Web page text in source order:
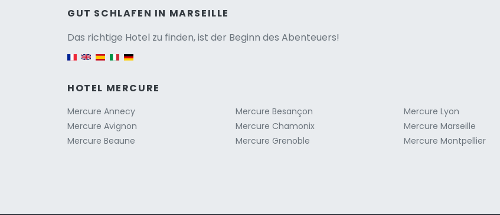
GUT SCHLAFEN IN MARSEILLE
Das richtige Hotel zu finden, ist der Beginn des Abenteuers!
Versione italiana
HOTEL MERCURE
Mercure Annecy
Mercure Avignon
Mercure Beaune
Mercure Besançon
Mercure Chamonix
Mercure Grenoble
Mercure Lyon
Mercure Marseille
Mercure Montpellier